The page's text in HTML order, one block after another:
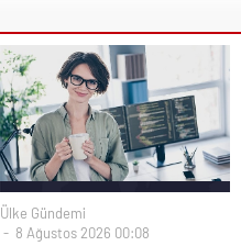
Ülke Gündemi
8 Ağustos 2026 00:08